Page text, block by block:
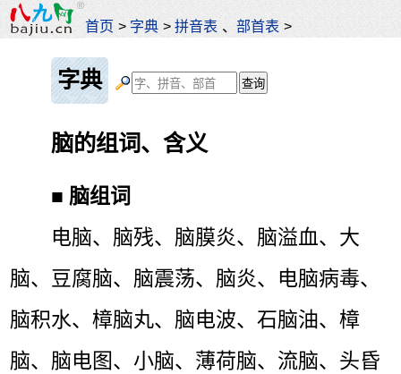
首页 > 字典 >拼音表 、部首表 >
字典
脑的组词、含义
■ 脑组词
电脑、脑残、脑膜炎、脑溢血、大
脑、豆腐脑、脑震荡、脑炎、电脑病毒、
脑积水、樟脑丸、脑电波、石脑油、樟
脑、脑电图、小脑、薄荷脑、流脑、头昏